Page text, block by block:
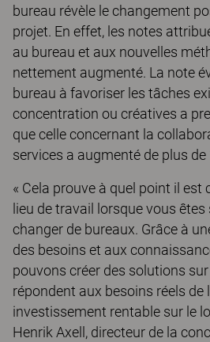
bureau révèle le changement
projet. En effet, les notes
au bureau et aux nouvelles
nettement augmenté. La note
bureau à favoriser les tâches
concentration ou créatives a
que celle concernant la
services a augmenté de plus de
« Cela prouve à quel point il est
lieu de travail lorsque vous
changer de bureaux. Grâce à
des besoins et aux
pouvons créer des solutions
répondent aux besoins réels de
investissement rentable sur le
Henrik Axell, directeur de la